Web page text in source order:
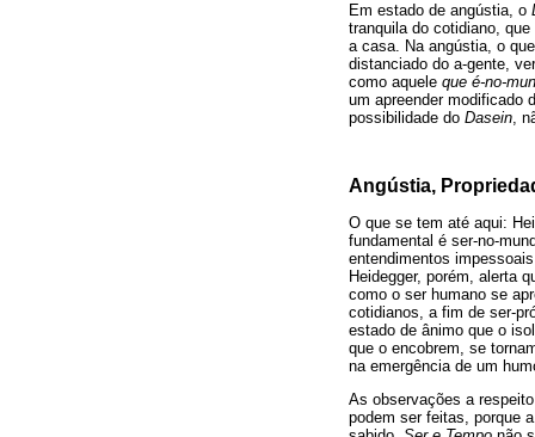
Em estado de angústia, o
tranquila do cotidiano,
a casa. Na angústia, o
distanciado do a-gente,
como aquele que é-no-
um apreender modificado
possibilidade do Dasein,
Angústia,
O que se tem até aqui:
fundamental é ser-no-
entendimentos
Heidegger, porém, alerta
como o ser humano se
cotidianos, a fim de ser-
estado de ânimo que o
que o encobrem, se
na emergência de um
As observações a
podem ser feitas, porque